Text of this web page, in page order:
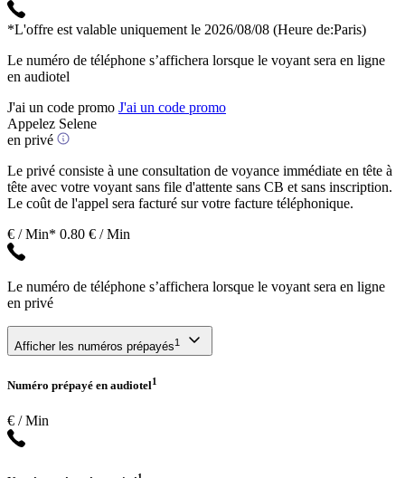
*L'offre est valable uniquement le 2026/08/08 (Heure de:Paris)
Le numéro de téléphone s’affichera lorsque le voyant sera en ligne
en audiotel
J'ai un code promo J'ai un code promo
Appelez Selene
en privé
Le privé consiste à une consultation de voyance immédiate en tête à
tête avec votre voyant sans file d'attente sans CB et sans inscription.
Le coût de l'appel sera facturé sur votre facture téléphonique.
€ / Min* 0.80 € / Min
Le numéro de téléphone s’affichera lorsque le voyant sera en ligne
en privé
Afficher les numéros prépayés1
Numéro prépayé en audiotel1
€ / Min